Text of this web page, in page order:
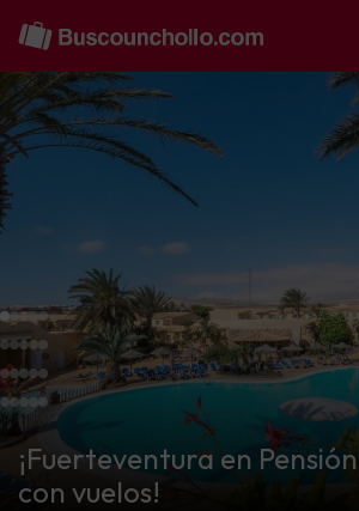
¡Fuerteventura en
con vuelos!